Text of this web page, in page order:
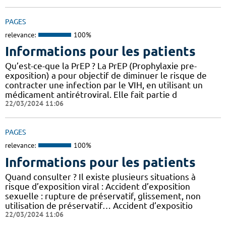
PAGES
relevance: 100%
Informations pour les patients
Qu’est-ce-que la PrEP ? La PrEP (Prophylaxie pre-
exposition) a pour objectif de diminuer le risque de
contracter une infection par le VIH, en utilisant un
médicament antirétroviral. Elle fait partie d
22/03/2024 11:06
PAGES
relevance: 100%
Informations pour les patients
Quand consulter ? Il existe plusieurs situations à
risque d’exposition viral : Accident d’exposition
sexuelle : rupture de préservatif, glissement, non
utilisation de préservatif… Accident d’expositio
22/03/2024 11:06